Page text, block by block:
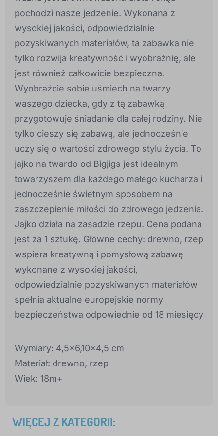
pochodzi nasze jedzenie. Wykonana z
wysokiej jakości, odpowiedzialnie
pozyskiwanych materiałów, ta zabawka nie
tylko rozwija kreatywność i wyobraźnię, ale
jest również całkowicie bezpieczna.
Wyobraźcie sobie uśmiech na twarzy
waszego dziecka, gdy z tą zabawką
przygotowuje śniadanie dla całej rodziny. Nie
tylko cieszy się zabawą, ale jednocześnie
uczy się o wartości zdrowego stylu życia. To
jajko na twardo od Bigjigs jest idealnym
towarzyszem dla każdego małego kucharza i
jednocześnie świetnym sposobem na
zaszczepienie miłości do zdrowego jedzenia.
Jajko działa na zasadzie rzepu. Cena podana
jest za 1 sztukę. Główne cechy: drewno, rzep
wspiera kreatywną i pomysłową zabawę
wykonane z wysokiej jakości,
odpowiedzialnie pozyskiwanych materiałów
spełnia aktualne europejskie normy
bezpieczeństwa odpowiednie od 18 miesięcy
Wymiary: 4,5x6,10x4,5 cm
Materiał: drewno, rzep
Wiek: 18m+
WIĘCEJ Z KATEGORII: